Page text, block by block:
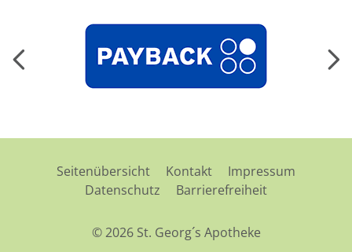
Seitenübersicht Kontakt
Impressum
Datenschutz
Barrierefreiheit
© 2026 St. Georg´s Apotheke